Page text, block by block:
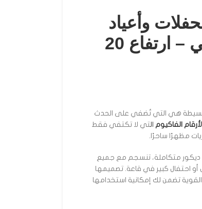
وأعياد
الميلاد – رقم 4 – فضي – ارتفاع 20
هي التي تُضفي على الحدث
الفاكيوم التي لا تكتفي فقط
مظهرًا ساحرًا.
متكاملة، تنسجم مع جميع
أو احتفال كبير في قاعة. تصميمها
تضمن لك إمكانية استخدامها